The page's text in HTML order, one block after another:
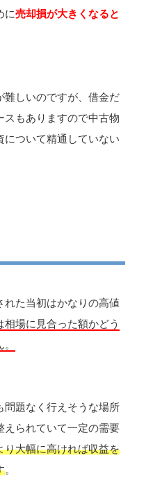
に売却損が大きくなると
難しいのですが、借金だ
スもありますので中古物
ついて精通していない
れた当初はかなりの高値
相場に見合った額かどう
問題なく行えそうな場所
えられていて一定の需要
り大幅に高ければ収益を
。